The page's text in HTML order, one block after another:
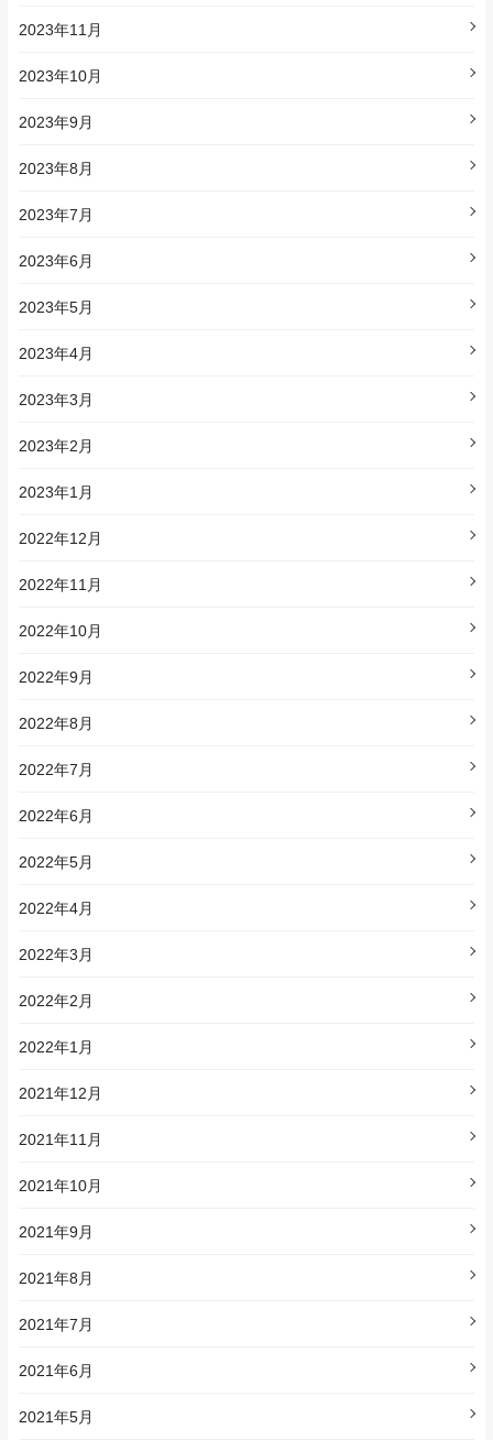
2023年11月
2023年10月
2023年9月
2023年8月
2023年7月
2023年6月
2023年5月
2023年4月
2023年3月
2023年2月
2023年1月
2022年12月
2022年11月
2022年10月
2022年9月
2022年8月
2022年7月
2022年6月
2022年5月
2022年4月
2022年3月
2022年2月
2022年1月
2021年12月
2021年11月
2021年10月
2021年9月
2021年8月
2021年7月
2021年6月
2021年5月